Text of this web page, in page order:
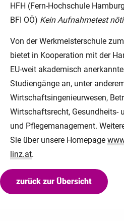
HFH (Fern-Hochschule
BFI OÖ) Kein Aufnahmetest
Von der Werkmeisterschule
bietet in Kooperation mit der
EU-weit akademisch
Studiengänge an, unter
Wirtschaftsingenieurwesen,
Wirtschaftsrecht, Gesundheits-
und Pflegemanagement.
Sie über unsere Homepage
linz.at.
zurück zur Übersicht